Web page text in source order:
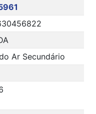
Ar Secundário